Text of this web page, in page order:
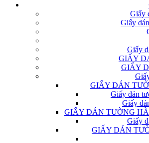
Giấy
Giấy
Giấy
GIẤY
GIẤY
GIẤY DÁN
Giấy dán
Giấy
GIẤY DÁN TƯỜNG
Giấy
GIẤY DÁN